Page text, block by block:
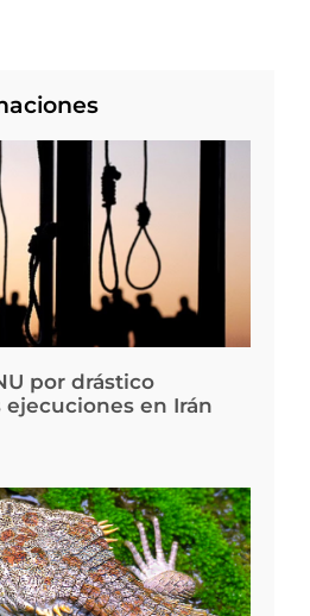
por drástico
en Irán